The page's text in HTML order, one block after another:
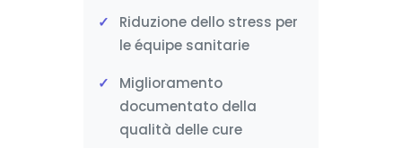
Riduzione dello stress per
le équipe sanitarie
Miglioramento
documentato della
qualità delle cure